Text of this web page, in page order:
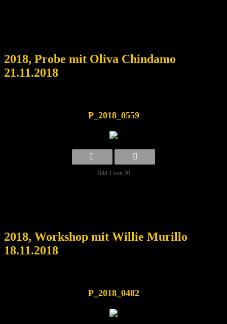
2018, Probe mit Oliva Chindamo
21.11.2018
P_2018_0559
Bild 1 von 30
2018, Workshop mit Willie Murillo
18.11.2018
P_2018_0482